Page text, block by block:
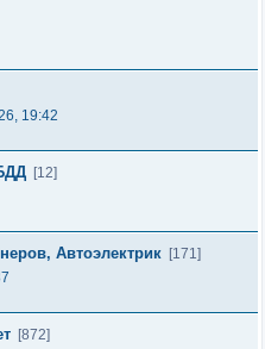
19:42
[12]
Автоэлектрик [171]
[872]